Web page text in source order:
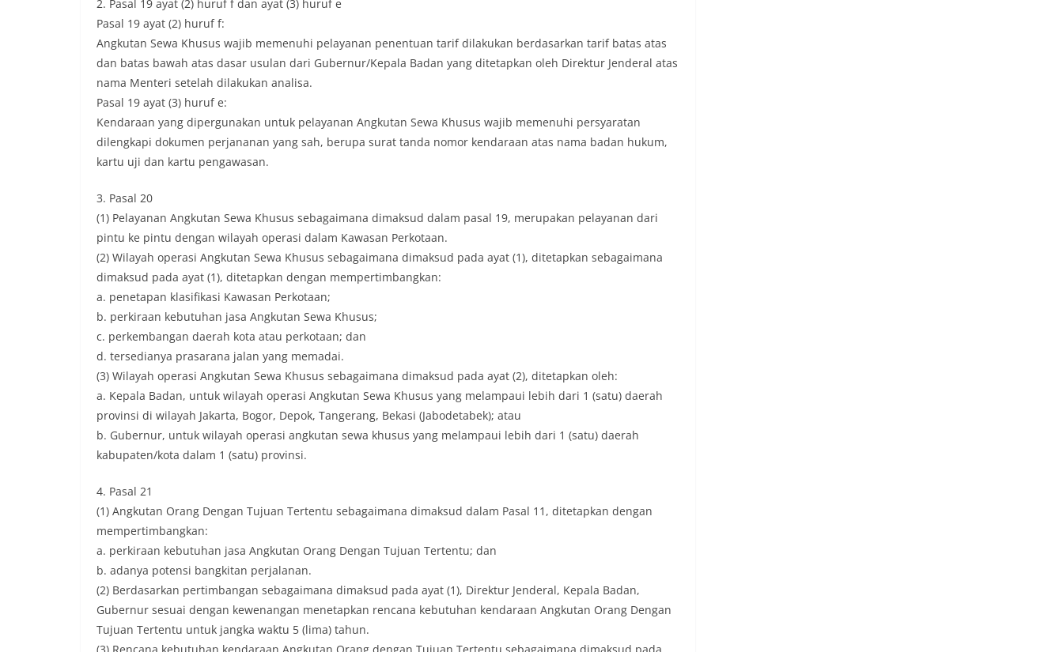
2. Pasal 19 ayat (2) huruf f dan ayat (3) huruf e
Pasal 19 ayat (2) huruf f:
Angkutan Sewa Khusus wajib memenuhi pelayanan penentuan tarif dilakukan berdasarkan tarif batas atas
dan batas bawah atas dasar usulan dari Gubernur/Kepala Badan yang ditetapkan oleh Direktur Jenderal atas
nama Menteri setelah dilakukan analisa.
Pasal 19 ayat (3) huruf e:
Kendaraan yang dipergunakan untuk pelayanan Angkutan Sewa Khusus wajib memenuhi persyaratan
dilengkapi dokumen perjananan yang sah, berupa surat tanda nomor kendaraan atas nama badan hukum,
kartu uji dan kartu pengawasan.
3. Pasal 20
(1) Pelayanan Angkutan Sewa Khusus sebagaimana dimaksud dalam pasal 19, merupakan pelayanan dari
pintu ke pintu dengan wilayah operasi dalam Kawasan Perkotaan.
(2) Wilayah operasi Angkutan Sewa Khusus sebagaimana dimaksud pada ayat (1), ditetapkan sebagaimana
dimaksud pada ayat (1), ditetapkan dengan mempertimbangkan:
a. penetapan klasifikasi Kawasan Perkotaan;
b. perkiraan kebutuhan jasa Angkutan Sewa Khusus;
c. perkembangan daerah kota atau perkotaan; dan
d. tersedianya prasarana jalan yang memadai.
(3) Wilayah operasi Angkutan Sewa Khusus sebagaimana dimaksud pada ayat (2), ditetapkan oleh:
a. Kepala Badan, untuk wilayah operasi Angkutan Sewa Khusus yang melampaui lebih dari 1 (satu) daerah
provinsi di wilayah Jakarta, Bogor, Depok, Tangerang, Bekasi (Jabodetabek); atau
b. Gubernur, untuk wilayah operasi angkutan sewa khusus yang melampaui lebih dari 1 (satu) daerah
kabupaten/kota dalam 1 (satu) provinsi.
4. Pasal 21
(1) Angkutan Orang Dengan Tujuan Tertentu sebagaimana dimaksud dalam Pasal 11, ditetapkan dengan
mempertimbangkan:
a. perkiraan kebutuhan jasa Angkutan Orang Dengan Tujuan Tertentu; dan
b. adanya potensi bangkitan perjalanan.
(2) Berdasarkan pertimbangan sebagaimana dimaksud pada ayat (1), Direktur Jenderal, Kepala Badan,
Gubernur sesuai dengan kewenangan menetapkan rencana kebutuhan kendaraan Angkutan Orang Dengan
Tujuan Tertentu untuk jangka waktu 5 (lima) tahun.